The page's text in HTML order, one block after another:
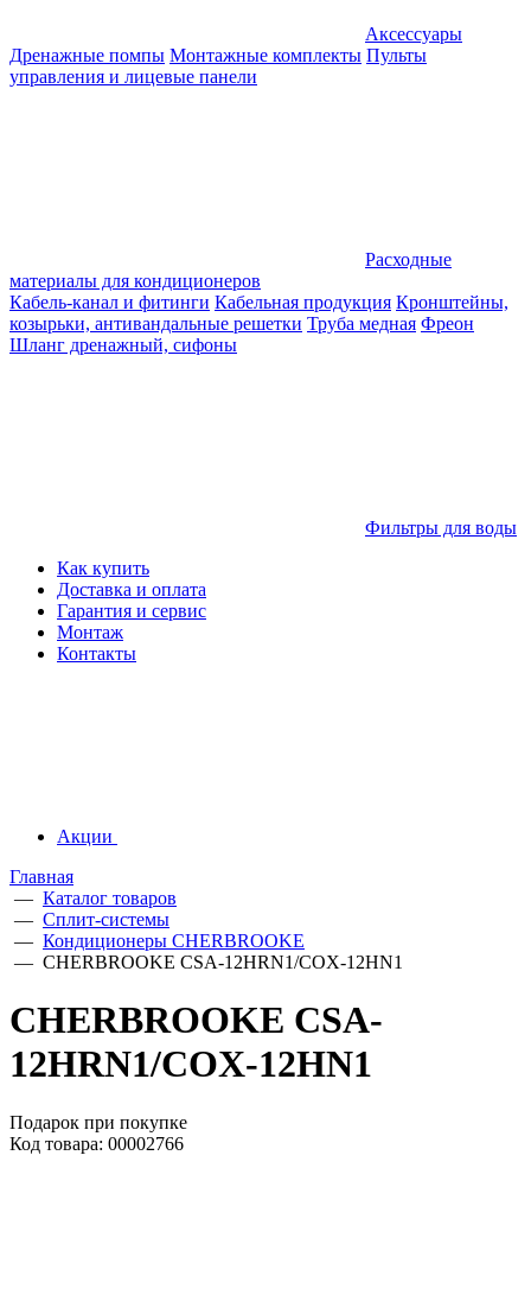
Аксессуары
Дренажные помпы Монтажные комплекты Пульты
управления и лицевые панели
Расходные
материалы для кондиционеров
Кабель-канал и фитинги Кабельная продукция Кронштейны,
козырьки, антивандальные решетки Труба медная Фреон
Шланг дренажный, сифоны
Фильтры для воды
Как купить
Доставка и оплата
Гарантия и сервис
Монтаж
Контакты
Акции
Главная
— Каталог товаров
— Сплит-системы
— Кондиционеры CHERBROOKE
— CHERBROOKE CSA-12HRN1/COX-12HN1
CHERBROOKE CSA-
12HRN1/COX-12HN1
Подарок при покупке
Код товара: 00002766